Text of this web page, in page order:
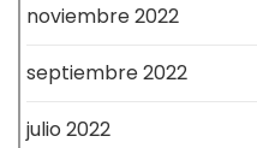
noviembre 2022
septiembre 2022
julio 2022